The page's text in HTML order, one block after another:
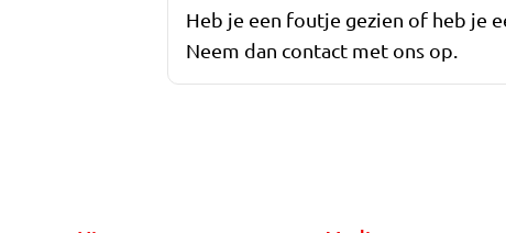
Heb je een foutje gezien of heb je
Neem dan contact met ons op.